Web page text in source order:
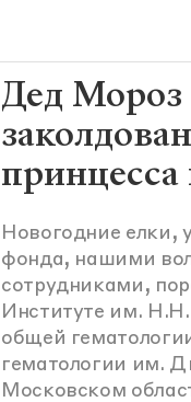
Дед Мороз
принцесса
Новогодние елки,
фонда, нашими
сотрудниками,
Институте им.
общей
гематологии им.
Московском